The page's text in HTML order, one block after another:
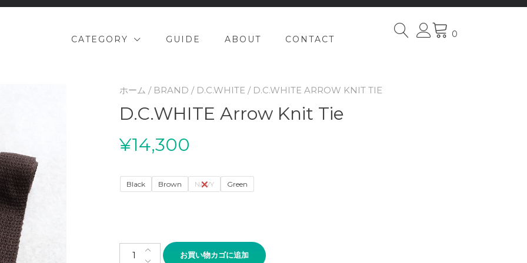
CATEGORY GUIDE ABOUT CONTACT 0
ホーム / BRAND / D.C.WHITE / D.C.WHITE ARROW KNIT TIE
D.C.WHITE Arrow Knit Tie
¥14,300
Black Brown NAVY Green
D.C.WHITE Arrow Knit Tie個
お買い物カゴに追加